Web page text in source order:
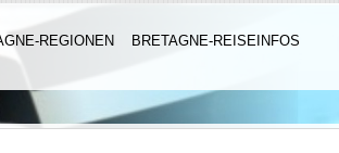
REGIONEN
BRETAGNE-REISEINFOS